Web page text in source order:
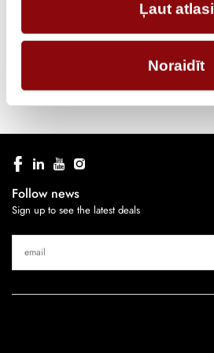
Ļaut atlasi
Noraidīt
Follow news
Sign up to see the latest deals